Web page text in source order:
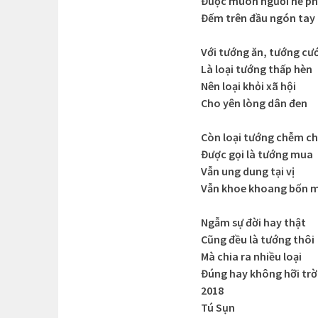
Đếm trên đầu ngón tay
Với tướng ăn, tướng
Là loại tướng thấp hèn
Nên loại khỏi xã hội
Cho yên lòng dân đen
Còn loại tướng chễm
Được gọi là tướng mua
Vẫn ung dung tại vị
Vẫn khoe khoang bốn
Ngẫm sự đời hay thật
Cũng đều là tướng thôi
Mà chia ra nhiều loại
Đúng hay không hỡi
2018
Tú Sụn